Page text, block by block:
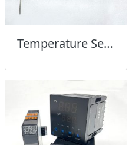
Temperature Sensor温度传感器